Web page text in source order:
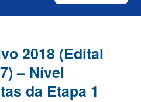
2018 (Edital
– Nível
da Etapa 1